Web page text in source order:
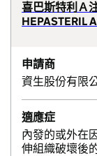
喜巴斯特利Ａ
HEPASTERIL
申請商
資生股份有限
適應症
內發的或外在
伸組織破壞後